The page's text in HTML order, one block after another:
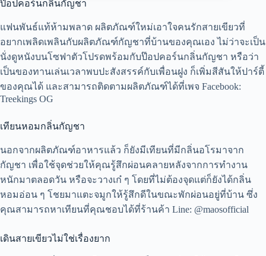
ป๊อปคอร์นกลิ่นกัญชา
แฟนพันธ์แท้ห้ามพลาด ผลิตภัณฑ์ใหม่เอาใจคนรักสายเขียวที่
อยากเพลิดเพลินกับผลิตภัณฑ์กัญชาที่บ้านของคุณเอง ไม่ว่าจะเป็น
นั่งดูหนังบนโซฟาตัวโปรดพร้อมกับป๊อปคอร์นกลิ่นกัญชา หรือว่า
เป็นของทานเล่นเวลาพบปะสังสรรค์กับเพื่อนฝูง ก็เพิ่มสีสันให้ปาร์ตี้
ของคุณได้ และสามารถติดตามผลิตภัณฑ์ได้ที่เพจ Facebook:
Treekings OG
เทียนหอมกลิ่นกัญชา
นอกจากผลิตภัณฑ์อาหารแล้ว ก็ยังมีเทียนที่มีกลิ่นอโรมาจาก
กัญชา เพื่อใช้จุดช่วยให้คุณรู้สึกผ่อนคลายหลังจากการทำงาน
หนักมาตลอดวัน หรือจะวางเก๋ ๆ โดยที่ไม่ต้องจุดแต่ก็ยังได้กลิ่น
หอมอ่อน ๆ โชยมาแตะจมูกให้รู้สึกดีในขณะพักผ่อนอยู่ที่บ้าน ซึ่ง
คุณสามารถหาเทียนที่คุณชอบได้ที่ร้านค้า Line: @maosofficial
เดินสายเขียวไม่ใช่เรื่องยาก